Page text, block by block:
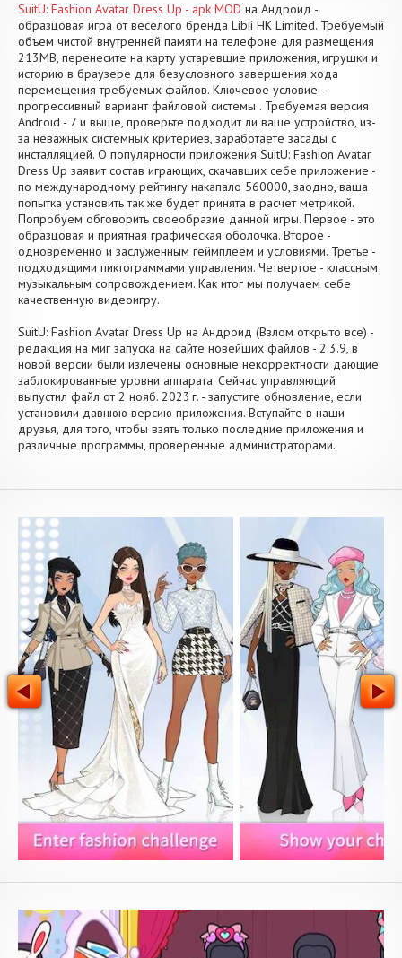
SuitU: Fashion Avatar Dress Up - apk MOD на Андроид -
образцовая игра от веселого бренда Libii HK Limited. Требуемый
объем чистой внутренней памяти на телефоне для размещения
213MB, перенесите на карту устаревшие приложения, игрушки и
историю в браузере для безусловного завершения хода
перемещения требуемых файлов. Ключевое условие -
прогрессивный вариант файловой системы . Требуемая версия
Android - 7 и выше, проверьте подходит ли ваше устройство, из-
за неважных системных критериев, заработаете засады с
инсталляцией. О популярности приложения SuitU: Fashion Avatar
Dress Up заявит состав играющих, скачавших себе приложение -
по международному рейтингу накапало 560000, заодно, ваша
попытка установить так же будет принята в расчет метрикой.
Попробуем обговорить своеобразие данной игры. Первое - это
образцовая и приятная графическая оболочка. Второе -
одновременно и заслуженным геймплеем и условиями. Третье -
подходящими пиктограммами управления. Четвертое - классным
музыкальным сопровождением. Как итог мы получаем себе
качественную видеоигру.
SuitU: Fashion Avatar Dress Up на Андроид (Взлом открыто все) -
редакция на миг запуска на сайте новейших файлов - 2.3.9, в
новой версии были излечены основные некорректности дающие
заблокированные уровни аппарата. Сейчас управляющий
выпустил файл от 2 нояб. 2023 г. - запустите обновление, если
установили давнюю версию приложения. Вступайте в наши
друзья, для того, чтобы взять только последние приложения и
различные программы, проверенные администраторами.